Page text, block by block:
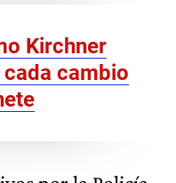
Kirchner
cambio